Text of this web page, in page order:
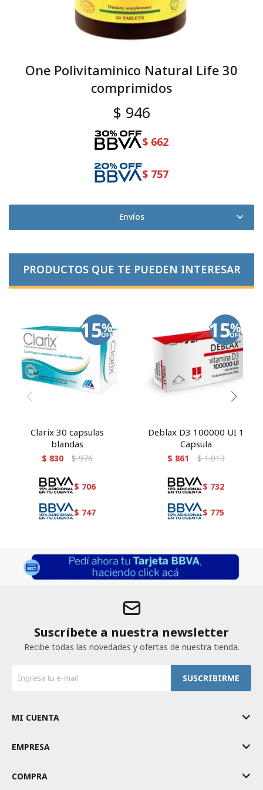
One Polivitaminico Natural Life 30
comprimidos
$ 946
$ 662
$ 757
Envíos
PRODUCTOS QUE TE PUEDEN INTERESAR
Clarix 30 capsulas
blandas
$ 830 $ 976
$ 706
$ 747
Deblax D3 100000 UI 1
Capsula
$ 861 $ 1.013
$ 732
$ 775
Suscríbete a nuestra newsletter
Recibe todas las novedades y ofertas de nuestra tienda.
SUSCRIBIRME
MI CUENTA
EMPRESA
COMPRA